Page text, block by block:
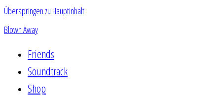
Überspringen zu Hauptinhalt
Blown Away
Friends
Soundtrack
Shop